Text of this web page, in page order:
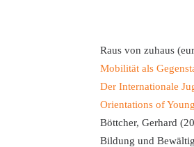
Raus von zuhaus
Mobilität als
Der Internationale
Orientations of
Böttcher, Gerhard
Bildung und